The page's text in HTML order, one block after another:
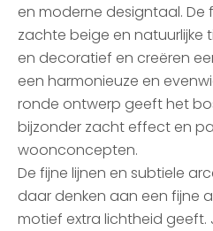
en moderne designtaal. De
zachte beige en natuurlijke
en decoratief en creëren
een harmonieuze en
ronde ontwerp geeft het
bijzonder zacht effect en
woonconcepten.
De fijne lijnen en subtiele
daar denken aan een fijne
motief extra lichtheid geeft.